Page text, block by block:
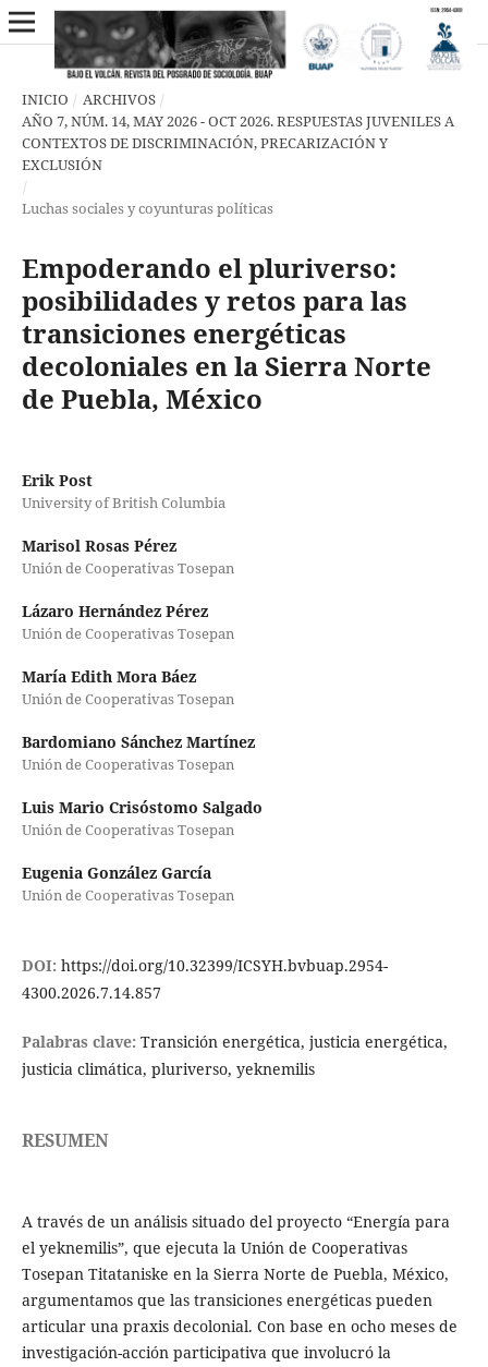
INICIO / ARCHIVOS /
AÑO 7, NÚM. 14, MAY 2026 - OCT 2026. RESPUESTAS JUVENILES A
CONTEXTOS DE DISCRIMINACIÓN, PRECARIZACIÓN Y
EXCLUSIÓN
/
Luchas sociales y coyunturas políticas
Empoderando el pluriverso:
posibilidades y retos para las
transiciones energéticas
decoloniales en la Sierra Norte
de Puebla, México
Erik Post
University of British Columbia
Marisol Rosas Pérez
Unión de Cooperativas Tosepan
Lázaro Hernández Pérez
Unión de Cooperativas Tosepan
María Edith Mora Báez
Unión de Cooperativas Tosepan
Bardomiano Sánchez Martínez
Unión de Cooperativas Tosepan
Luis Mario Crisóstomo Salgado
Unión de Cooperativas Tosepan
Eugenia González García
Unión de Cooperativas Tosepan
DOI: https://doi.org/10.32399/ICSYH.bvbuap.2954-
4300.2026.7.14.857
Palabras clave: Transición energética, justicia energética,
justicia climática, pluriverso, yeknemilis
RESUMEN
A través de un análisis situado del proyecto “Energía para
el yeknemilis”, que ejecuta la Unión de Cooperativas
Tosepan Titataniske en la Sierra Norte de Puebla, México,
argumentamos que las transiciones energéticas pueden
articular una praxis decolonial. Con base en ocho meses de
investigación-acción participativa que involucró la